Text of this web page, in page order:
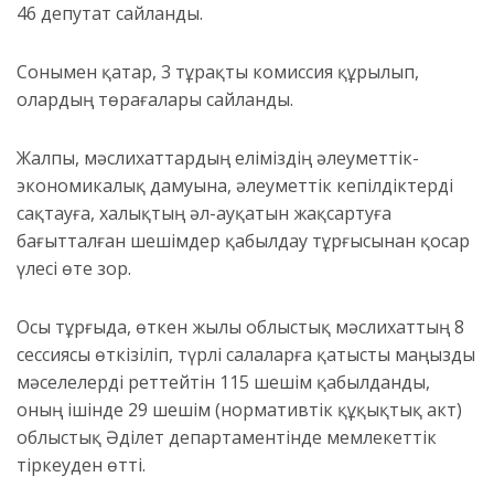
46 депутат сайланды.
Сонымен қатар, 3 тұрақты комиссия құрылып,
олардың төрағалары сайланды.
Жалпы, мәслихаттардың еліміздіңәлеуметтік-
экономикалықдамуына, әлеуметтік кепілдіктерді
сақтауға, халықтың әл-ауқатын жақсартуға
бағытталған шешімдер қабылдау тұрғысынан қосар
үлесі өте зор.
Осы тұрғыда, өткен жылы облыстық мәслихаттың8
сессиясы өткізіліп, түрлі салаларға қатысты маңызды
мәселелерді реттейтін 1 15 шешім қабылданды,
оның ішінде 29 шешім (нормативтік құқықтық акт)
облыстық Әділет департаментінде мемлекеттік
тіркеуден өтті.